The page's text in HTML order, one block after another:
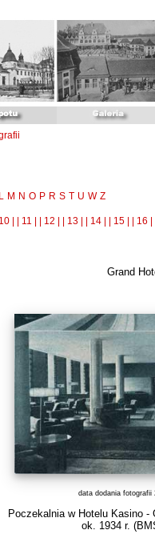
L M N O P R S T U W Z
| | 11 | | 12 | | 13 | | 14 | | 15 | | 16 |
Grand
data dodania fotografii
Poczekalnia w Hotelu Kasino -
ok. 1934 r.